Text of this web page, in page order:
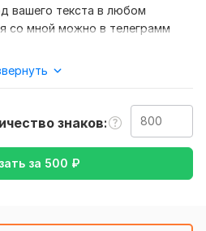
вашего текста в любом
со мной можно в телеграмм
перевод с английского на
на английский
Образование и наука,
Отдых и
знаков
за 500 ₽